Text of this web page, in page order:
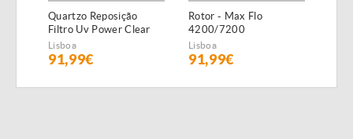
Quartzo Reposição
Filtro Uv Power Clear
Lagoa 55W
Lisboa
91,99€
Rotor - Max Flo
4200/7200
Lisboa
91,99€